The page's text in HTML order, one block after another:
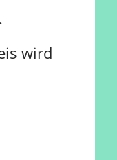
wird